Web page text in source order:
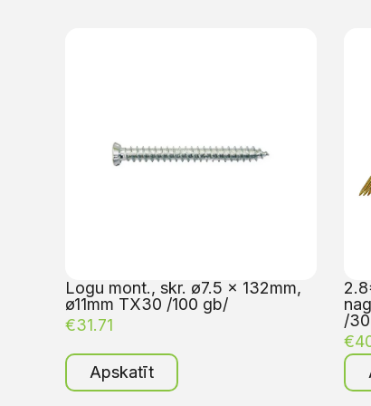
Logu mont., skr. ø7.5 x 132mm,
ø11mm TX30 /100 gb/
€31.71
Apskatīt
/
€